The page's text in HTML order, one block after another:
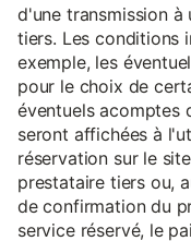
d'une transmission
tiers. Les conditions
exemple, les
pour le choix de
éventuels acomptes
seront affichées à
réservation sur le
prestataire tiers ou,
de confirmation du
service réservé, le